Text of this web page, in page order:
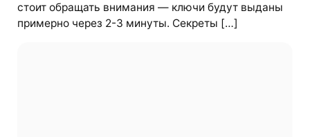
стоит обращать внимания — ключи будут выданы
примерно через 2-3 минуты. Секреты […]